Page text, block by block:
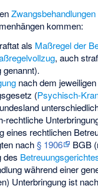
Zwangsbehandlungen
kommen:
als Maßregel der
, auch
genannt).
nach dem jeweiligen
(Psychisch-
rechtliche
eines rechtlichen
nach§ 1906
BGB
des
während einer
Unterbringung ist